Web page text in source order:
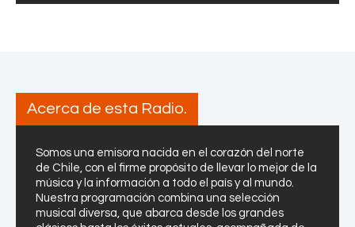
Acerca de esta Radio.
Somos una emisora nacida en el corazón del norte
de Chile, con el firme propósito de llevar lo mejor de la
música y la información a todo el país y al mundo.
Nuestra programación combina una selección
musical diversa, que abarca desde los grandes